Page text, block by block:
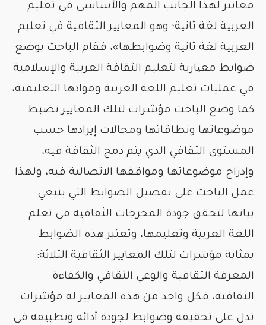
معايير لهذا الجانب المهم والأساسي في تعليم
العربية لغة ثانية؛ وهو المعايير الثقافية في تعليم
العربية لغة ثانية وضوابطها»، فقام الباحث بوضع
ضوابط معیارية لتعليم الثقافة العربية والإسلامية
في عمليات تعليم اللغة العربية وموادها التعليمية،
كما وضع الباحث مؤشرات لتلك المعايير تضبط
موضوعاتها ونطاقاتها ومجالات إيرادها حسب
المستوى الثقافي الذي يتم دمج الثقافة فيه،
وإدراج موضوعاتها ومواقفها الاتصالية فيه، ولهذا
عمل الباحث على تفصيل الضوابط التي ينبغي
بيانها لتحقق جودة المخرجات الثقافية في تعلم
اللغة العربية وتعليمها، وتعتبر هذه الضوابط
بمثابة مؤشرات لتلك المعايير الثقافية الثلاثة:
المعرفة الثقافية والوعي الثقافي والكفاءة
الثقافية، فكل واحد من هذه المعايير له مؤشرات
تدل على تحقيقه وضوابط لجودة أدائه وتطبيقه في